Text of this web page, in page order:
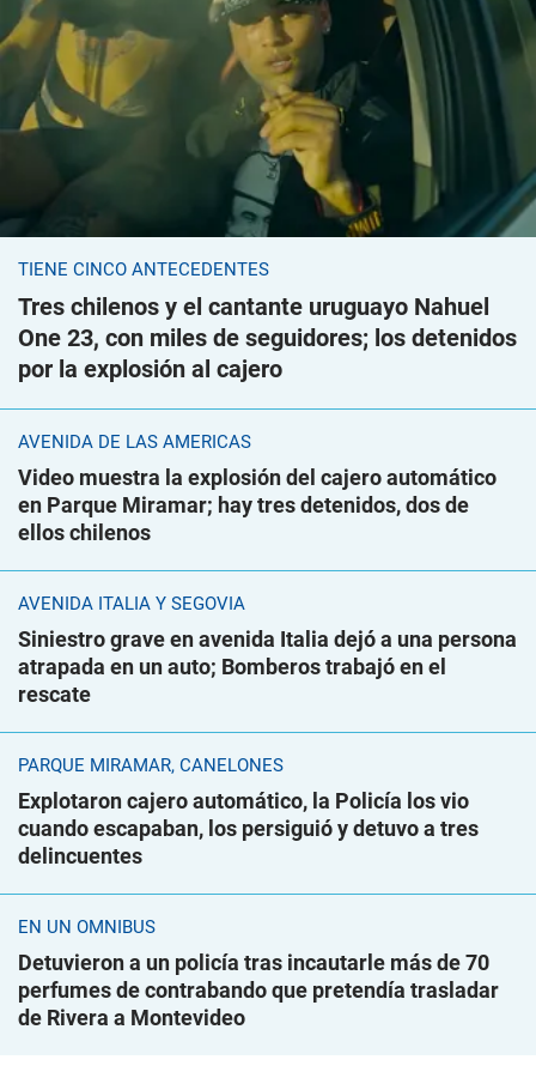
TIENE CINCO ANTECEDENTES
Tres chilenos y el cantante uruguayo Nahuel
One 23, con miles de seguidores; los detenidos
por la explosión al cajero
AVENIDA DE LAS AMÉRICAS
Video muestra la explosión del cajero automático
en Parque Miramar; hay tres detenidos, dos de
ellos chilenos
AVENIDA ITALIA Y SEGOVIA
Siniestro grave en avenida Italia dejó a una persona
atrapada en un auto; Bomberos trabajó en el
rescate
PARQUE MIRAMAR, CANELONES
Explotaron cajero automático, la Policía los vio
cuando escapaban, los persiguió y detuvo a tres
delincuentes
EN UN ÓMNIBUS
Detuvieron a un policía tras incautarle más de 70
perfumes de contrabando que pretendía trasladar
de Rivera a Montevideo